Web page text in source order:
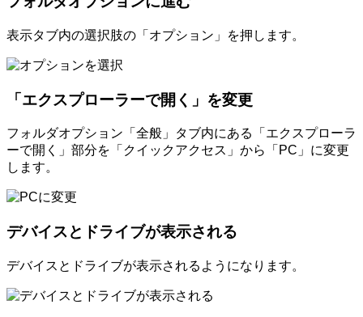
表示タブ内の選択肢の「オプション」を押します。
「エクスプローラーで開く」を変更
フォルダオプション「全般」タブ内にある「エクスプローラ
ーで開く」部分を「クイックアクセス」から「PC」に変更
します。
デバイスとドライブが表示される
デバイスとドライブが表示されるようになります。